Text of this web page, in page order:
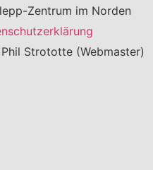
Zentrum im Norden
Strototte (Webmaster)